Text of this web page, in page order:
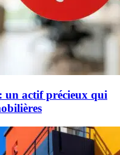
un actif précieux qui